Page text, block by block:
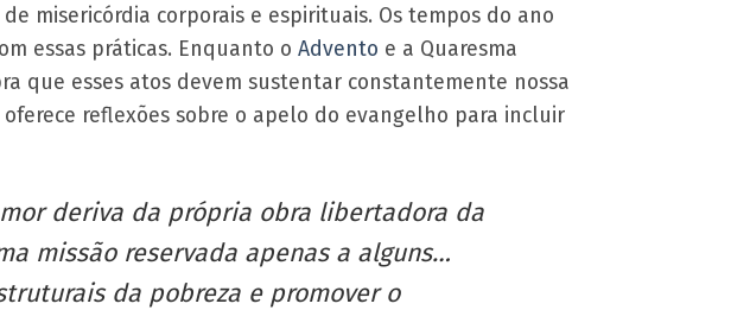
misericórdia corporais e espirituais. Os tempos do ano
essas práticas. Enquanto o Advento e a Quaresma
que esses atos devem sustentar constantemente nossa
oferece reflexões sobre o apelo do evangelho para incluir
deriva da própria obra libertadora da
missão reservada apenas a alguns…
da pobreza e promover o